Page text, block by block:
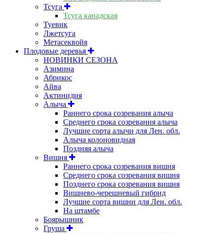
Тсуга
Тсуга канадская
Туевик
Лжетсуга
Метасеквойя
Плодовые деревья
НОВИНКИ СЕЗОНА
Азимина
Абрикос
Айва
Актинидия
Алыча
Раннего срока созревания алыча
Среднего срока созревания алыча
Лучшие сорта алычи для Лен. обл.
Алыча колоновидная
Поздняя алыча
Вишня
Раннего срока созревания вишня
Среднего срока созревания вишня
Позднего срока созревания вишня
Вишнево-черешневый гибрид
Лучшие сорта вишни для Лен. обл.
На штамбе
Боярышник
Груша